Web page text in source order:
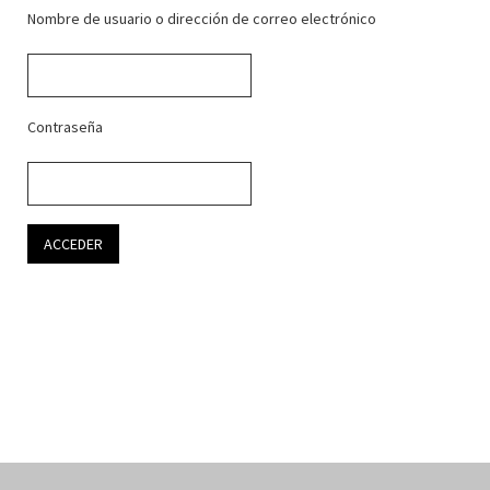
Nombre de usuario o dirección de correo electrónico
Contraseña